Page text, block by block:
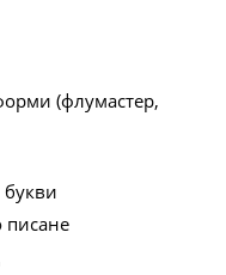
(флумастер,
писане